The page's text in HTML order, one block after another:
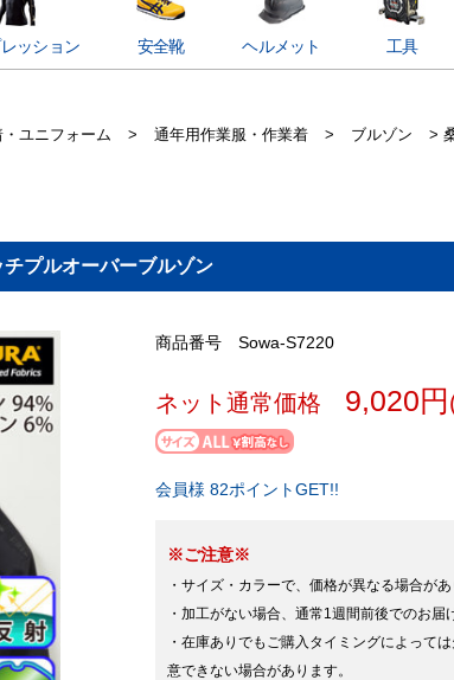
ッション 安全靴 ヘルメット 工具
ユニフォーム > 通年用作業服・作業着 > ブルゾン
>
プルオーバーブルゾン
商品番号 Sowa-S7220
ネット通常価格 9,020円
会員様 82ポイントGET!!
※ご注意※
・サイズ・カラーで、価格が異なる場合があ
・加工がない場合、通常1週間前後でのお届
・在庫ありでもご購入タイミングによって
意できない場合があります。